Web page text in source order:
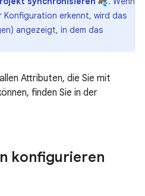
Konfiguration erkennt, wird das
angezeigt, in dem das
Attributen, die Sie mit
finden Sie in der
konfigurieren